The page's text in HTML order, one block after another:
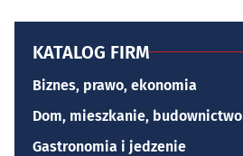
KATALOG FIRM
Biznes, prawo, ekonomia
Dom, mieszkanie, budownictwo
Gastronomia i jedzenie